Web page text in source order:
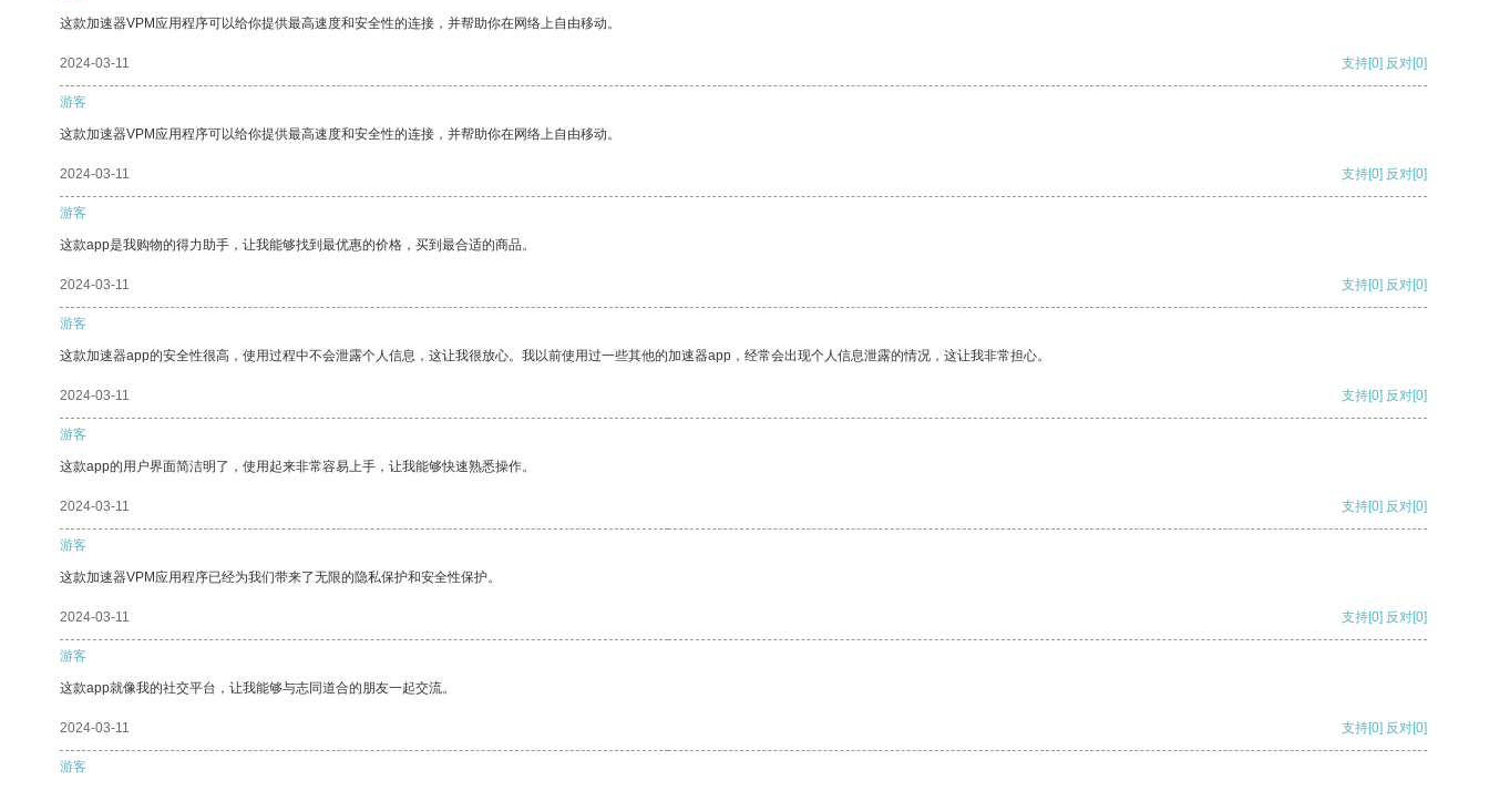
这款加速器VPM应用程序可以给你提供最高速度和安全性的连接，并帮助你在网络上自由移动。
2024-03-11 支持[0] 反对[0]
游客
这款加速器VPM应用程序可以给你提供最高速度和安全性的连接，并帮助你在网络上自由移动。
2024-03-11 支持[0] 反对[0]
游客
这款app是我购物的得力助手，让我能够找到最优惠的价格，买到最合适的商品。
2024-03-11 支持[0] 反对[0]
游客
这款加速器app的安全性很高，使用过程中不会泄露个人信息，这让我很放心。我以前使用过一些其他的加速器app，经常会出现个人信息泄露的情况，这让我非常担心。
2024-03-11 支持[0] 反对[0]
游客
这款app的用户界面简洁明了，使用起来非常容易上手，让我能够快速熟悉操作。
2024-03-11 支持[0] 反对[0]
游客
这款加速器VPM应用程序已经为我们带来了无限的隐私保护和安全性保护。
2024-03-11 支持[0] 反对[0]
游客
这款app就像我的社交平台，让我能够与志同道合的朋友一起交流。
2024-03-11 支持[0] 反对[0]
游客